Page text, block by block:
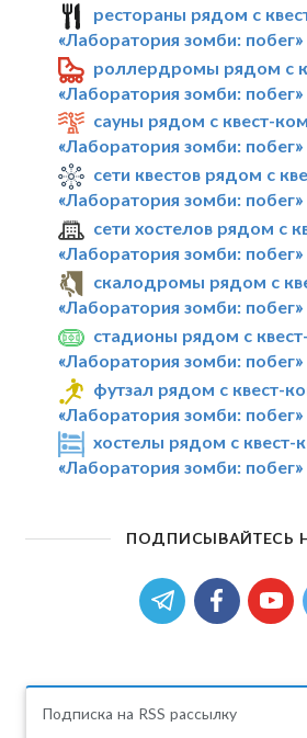
рестораны рядом с
«Лаборатория зомби: побег»
роллердромы рядом с
«Лаборатория зомби: побег»
сауны рядом с квест-
«Лаборатория зомби: побег»
сети квестов рядом с
«Лаборатория зомби: побег»
сети хостелов рядом с
«Лаборатория зомби: побег»
скалодромы рядом с
«Лаборатория зомби: побег»
стадионы рядом с
«Лаборатория зомби: побег»
футзал рядом с квест-
«Лаборатория зомби: побег»
хостелы рядом с квест-
«Лаборатория зомби: побег»
ПОДПИСЫВАЙТЕСЬ
Подписка на RSS рассылку